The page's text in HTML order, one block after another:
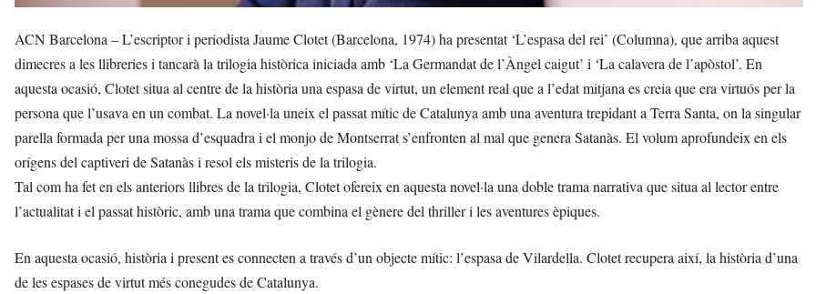
ACN Barcelona – L’escriptor i periodista Jaume Clotet (Barcelona, 1974) ha presentat ‘L’espasa del rei’ (Columna), que arriba aquest
dimecres a les llibreries i tancarà la trilogia històrica iniciada amb ‘La Germandat de l’Àngel caigut’ i ‘La calavera de l’apòstol’. En
aquesta ocasió, Clotet situa al centre de la història una espasa de virtut, un element real que a l’edat mitjana es creia que era virtuós per la
persona que l’usava en un combat. La novel·la uneix el passat mític de Catalunya amb una aventura trepidant a Terra Santa, on la singular
parella formada per una mossa d’esquadra i el monjo de Montserrat s’enfronten al mal que genera Satanàs. El volum aprofundeix en els
orígens del captiveri de Satanàs i resol els misteris de la trilogia.
Tal com ha fet en els anteriors llibres de la trilogia, Clotet ofereix en aquesta novel·la una doble trama narrativa que situa al lector entre
l’actualitat i el passat històric, amb una trama que combina el gènere del thriller i les aventures èpiques.
En aquesta ocasió, història i present es connecten a través d’un objecte mític: l’espasa de Vilardella. Clotet recupera així, la història d’una
de les espases de virtut més conegudes de Catalunya.